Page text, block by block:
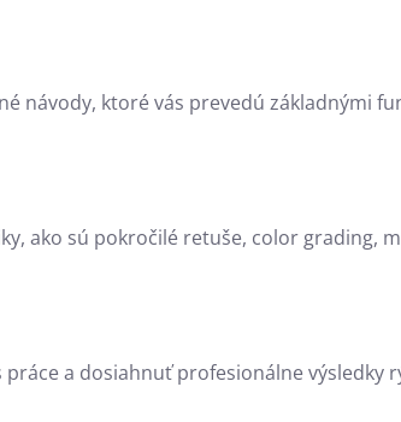
návody, ktoré vás prevedú základnými
ako sú pokročilé retuše, color grading,
a dosiahnuť profesionálne výsledky